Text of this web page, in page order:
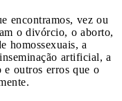
encontramos, vez ou
o divórcio, o aborto,
homossexuais, a
artificial, a
e outros erros que o